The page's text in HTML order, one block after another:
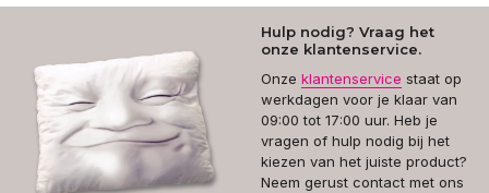
Hulp nodig? Vraag het
onze klantenservice.
Onze klantenservice staat op
werkdagen voor je klaar van
09:00 tot 17:00 uur. Heb je
vragen of hulp nodig bij het
kiezen van het juiste product?
Neem gerust contact met ons